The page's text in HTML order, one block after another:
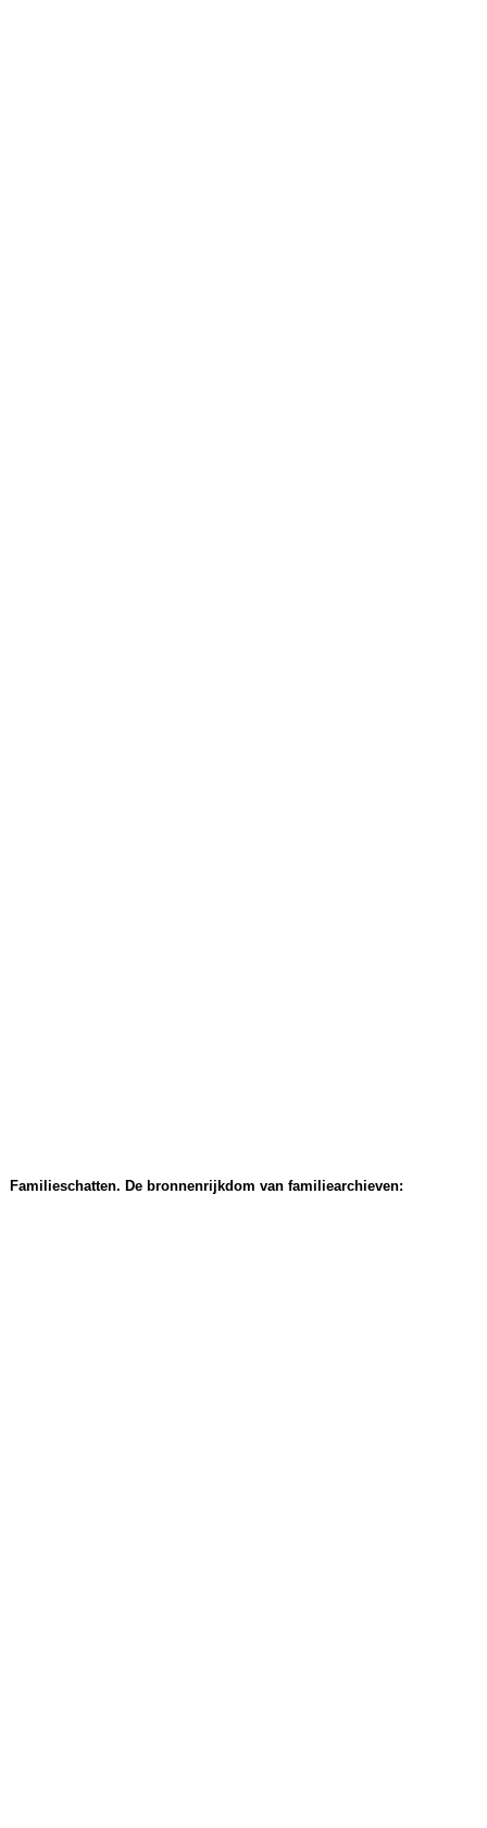
Familieschatten. De bronnenrijkdom van familiearchieven: